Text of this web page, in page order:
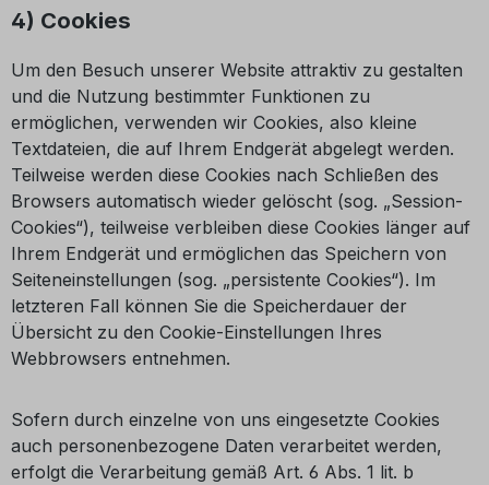
4) Cookies
Um den Besuch unserer Website attraktiv zu gestalten
und die Nutzung bestimmter Funktionen zu
ermöglichen, verwenden wir Cookies, also kleine
Textdateien, die auf Ihrem Endgerät abgelegt werden.
Teilweise werden diese Cookies nach Schließen des
Browsers automatisch wieder gelöscht (sog. „Session-
Cookies“), teilweise verbleiben diese Cookies länger auf
Ihrem Endgerät und ermöglichen das Speichern von
Seiteneinstellungen (sog. „persistente Cookies“). Im
letzteren Fall können Sie die Speicherdauer der
Übersicht zu den Cookie-Einstellungen Ihres
Webbrowsers entnehmen.
Sofern durch einzelne von uns eingesetzte Cookies
auch personenbezogene Daten verarbeitet werden,
erfolgt die Verarbeitung gemäß Art. 6 Abs. 1 lit. b